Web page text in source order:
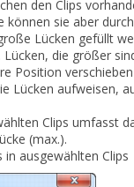
den Clips
können sie aber
Lücken gefüllt
Lücken, die größer
Position
Lücken aufweisen,
Clips umfasst
(max.).
in ausgewählten Clips